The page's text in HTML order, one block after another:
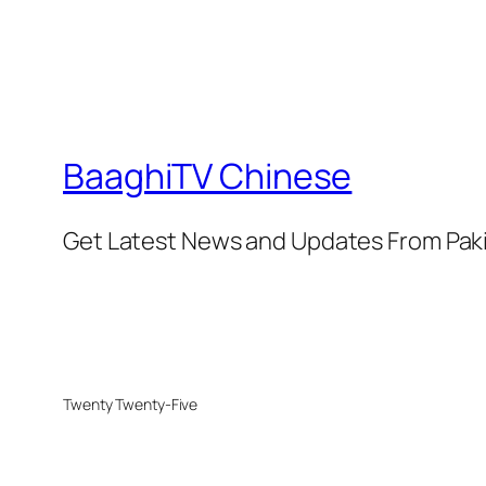
BaaghiTV Chinese
Get Latest News and Updates From
Twenty Twenty-Five